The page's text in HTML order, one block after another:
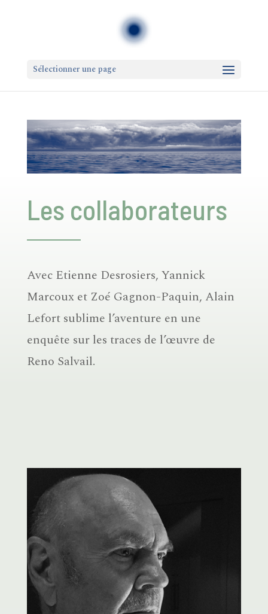
Sélectionner une page
Les collaborateurs
Avec Etienne Desrosiers, Yannick
Marcoux et Zoé Gagnon-Paquin, Alain
Lefort sublime l’aventure en une
enquête sur les traces de l’œuvre de
Reno Salvail.